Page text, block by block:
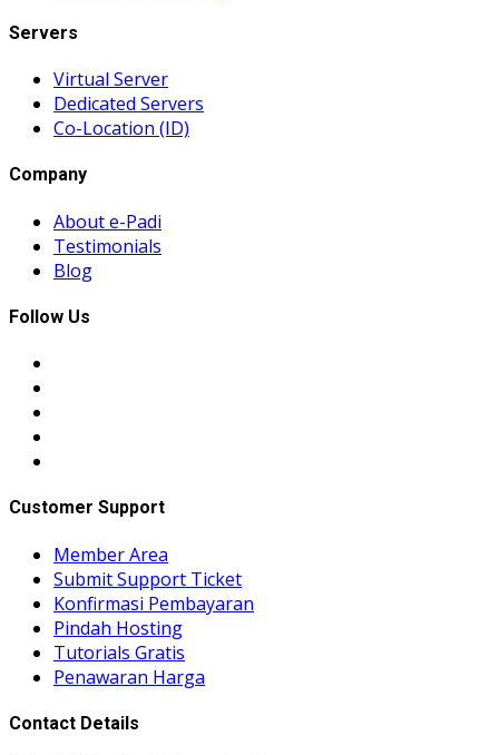
Servers
Virtual Server
Dedicated Servers
Co-Location (ID)
Company
About e-Padi
Testimonials
Blog
Follow Us
Customer Support
Member Area
Submit Support Ticket
Konfirmasi Pembayaran
Pindah Hosting
Tutorials Gratis
Penawaran Harga
Contact Details